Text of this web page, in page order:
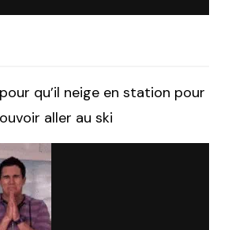
qu’il neige en station pour
aller au ski